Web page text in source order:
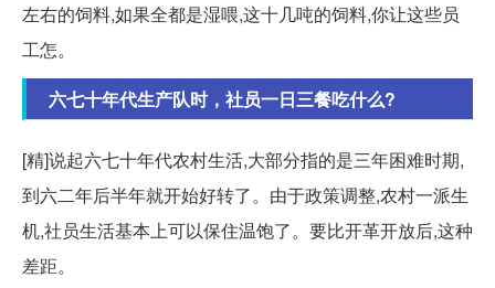
左右的饲料,如果全都是湿喂,这十几吨的饲料,你让这些员
工怎。
六七十年代生产队时，社员一日三餐吃什么?
[精]说起六七十年代农村生活,大部分指的是三年困难时期,
到六二年后半年就开始好转了。由于政策调整,农村一派生
机,社员生活基本上可以保住温饱了。要比开革开放后,这种
差距。